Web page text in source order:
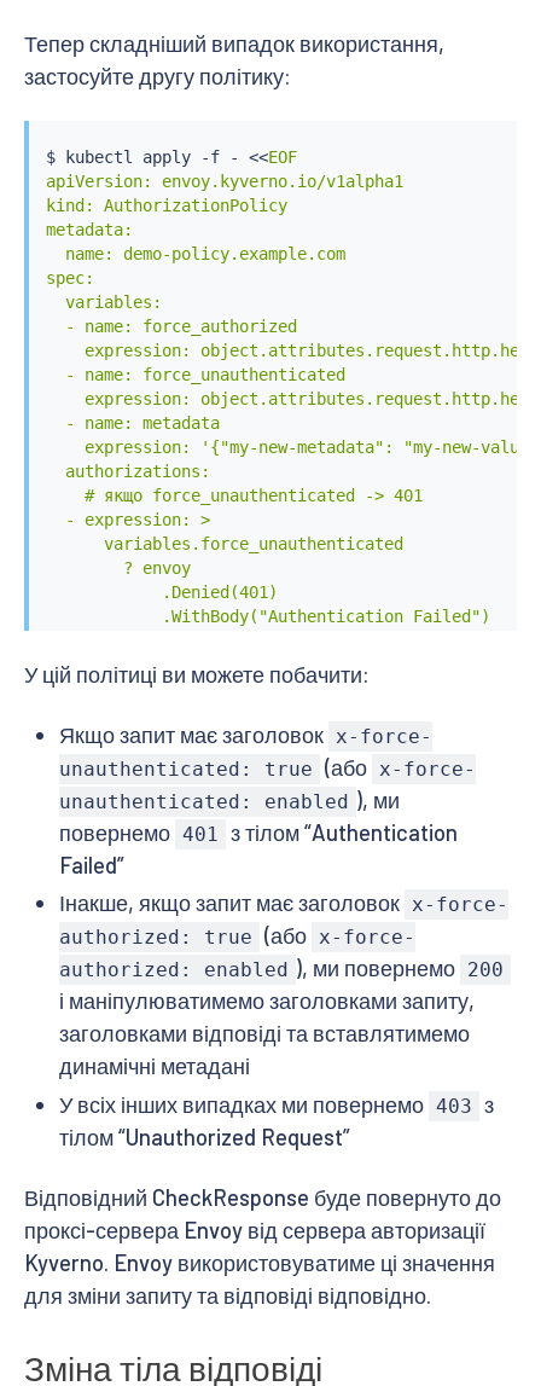
Тепер складніший випадок використання,
застосуйте другу політику:
$ kubectl apply -f - <<EOF
apiVersion: envoy.kyverno.io/v1alpha1
kind: AuthorizationPolicy
metadata:
  name: demo-policy.example.com
spec:
  variables:
  - name: force_authorized
expression:
  - name: force_unauthenticated
expression:
  - name: metadata
expression: '{"my-new-metadata": "my-new-
  authorizations:
    # якщо force_unauthenticated -> 401
  - expression: >
      variables.force_unauthenticated
        ? envoy
            .Denied(401)
            .WithBody("Authentication Failed")
        : null
    # якщо force_authorized -> 200
      variables.force_authorized
        ? envoy
.WithHeader("x-validated-by", "my-
            .WithoutHeader("x-force-authorized")
.WithResponseHeader("x-add-custom-
            .WithMetadata(variables.metadata)
        : null
  - expression: >
      envoy
        .Denied(403)
        .WithBody("Unauthorized Request")
        .Response()
EOF
У цій політиці ви можете побачити:
Якщо запит має заголовок x-force-
unauthenticated: true (або x-force-
unauthenticated: enabled ), ми
повернемо 401
з тілом “Authentication
Failed”
Інакше, якщо запит має заголовок x-force-
authorized: true (або x-force-
authorized: enabled ), ми повернемо 200
і маніпулюватимемо заголовками запиту,
заголовками відповіді та вставлятимемо
динамічні метадані
У всіх інших випадках ми повернемо 403 з
тілом “Unauthorized Request”
Відповідний CheckResponse буде повернуто до
проксі-сервера Envoy від сервера авторизації
Kyverno. Envoy використовуватиме ці значення
для зміни запиту та відповіді відповідно.
Зміна тіла відповіді